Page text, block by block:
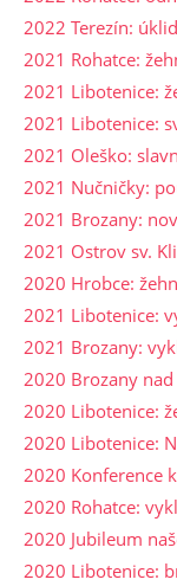
2022 Terezín:
2021 Rohatce:
2021 Libotenice:
2021 Libotenice:
2021 Oleško:
2021 Nučničky:
2021 Brozany:
2021 Ostrov sv.
2020 Hrobce:
2021 Libotenice:
2021 Brozany:
2020 Brozany
2020 Libotenice:
2020 Libotenice:
2020 Konference
2020 Rohatce:
2020 Jubileum
2020 Libotenice: